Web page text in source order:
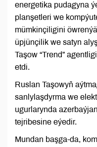
energetika pudagyna
planşetleri we
mümkinçiligini
üpjünçilik we satyn
Taşow “Trend”
etdi.
Ruslan Taşowyň
sanlylaşdyrma we
ugurlarynda
tejribesine eýedir.
Mundan başga-da,